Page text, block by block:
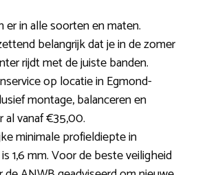
er in alle soorten en maten.
belangrijk dat je in de zomer
rijdt met de juiste banden.
op locatie in Egmond-
montage, balanceren en
al vanaf €35,00.
minimale profieldiepte in
1,6 mm. Voor de beste veiligheid